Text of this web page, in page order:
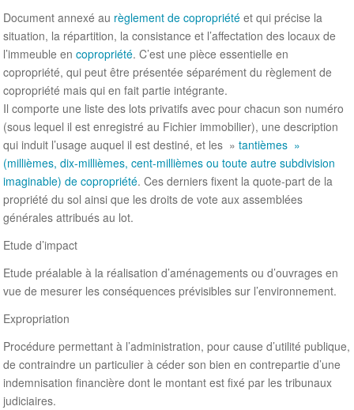
Document annexé au règlement de copropriété et qui précise la
situation, la répartition, la consistance et l’affectation des locaux de
l’immeuble en copropriété. C’est une pièce essentielle en
copropriété, qui peut être présentée séparément du règlement de
copropriété mais qui en fait partie intégrante.
Il comporte une liste des lots privatifs avec pour chacun son numéro
(sous lequel il est enregistré au Fichier immobilier), une description
qui induit l’usage auquel il est destiné, et les » tantièmes »
(millièmes, dix-millièmes, cent-millièmes ou toute autre subdivision
imaginable) de copropriété. Ces derniers fixent la quote-part de la
propriété du sol ainsi que les droits de vote aux assemblées
générales attribués au lot.
Etude d’impact
Etude préalable à la réalisation d’aménagements ou d’ouvrages en
vue de mesurer les conséquences prévisibles sur l’environnement.
Expropriation
Procédure permettant à l’administration, pour cause d’utilité publique,
de contraindre un particulier à céder son bien en contrepartie d’une
indemnisation financière dont le montant est fixé par les tribunaux
judiciaires.